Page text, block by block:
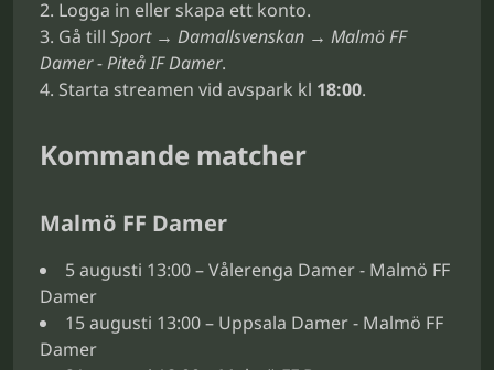
Logga in eller skapa ett konto.
Gå till Sport → Damallsvenskan → Malmö FF
Damer - Piteå IF Damer.
Starta streamen vid avspark kl 18:00.
Kommande matcher
Malmö FF Damer
5 augusti 13:00 – Vålerenga Damer - Malmö FF
Damer
15 augusti 13:00 – Uppsala Damer - Malmö FF
Damer